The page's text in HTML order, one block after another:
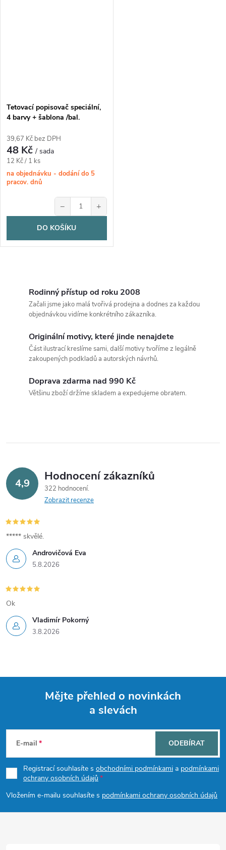
Tetovací popisovač speciální,
4 barvy + šablona /bal.
39,67 Kč bez DPH
48 Kč/ sada
Měrná
cena:
12 Kč / 1 ks
na objednávku - dodání do 5
pracov. dnů
− +
DO KOŠÍKU
p
v
k
y
v
ý
i
s
u
Rodinný přístup od roku 2008
Začali jsme jako malá tvořivá prodejna a dodnes za každou
objednávkou vidíme konkrétního zákazníka.
Originální motivy, které jinde nenajdete
Část ilustrací kreslíme sami, další motivy tvoříme z legálně
zakoupených podkladů a autorských návrhů.
Doprava zdarma nad 990 Kč
Většinu zboží držíme skladem a expedujeme obratem.
4,9 Hodnocení zákazníků
322 hodnocení
Zobrazit recenze
Androvičová Eva
5.8.2026
***** skvělé.
Vladimír Pokorný
3.8.2026
Ok
p
a
t
Mějte přehled o novinkách
a slevách
E-mail
Registrací souhlasíte s obchodními podmínkami a podmínkami
ochrany osobních údajů
Vložením e-mailu souhlasíte s podmínkami ochrany osobních údajů
ODEBÍRAT